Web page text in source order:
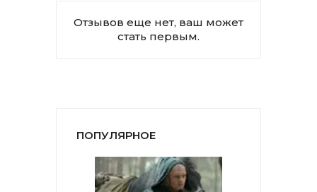
Отзывов еще нет, ваш может
стать первым.
ПОПУЛЯРНОЕ